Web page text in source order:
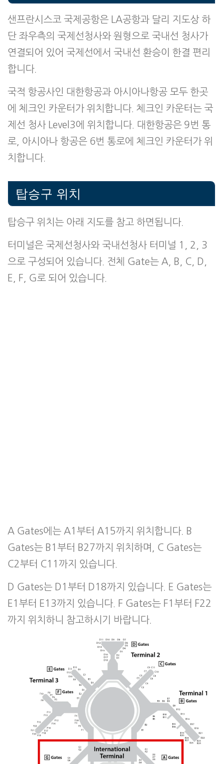
샌프란시스코 국제공항은 LA공항과 달리 지도상 하
단 좌우측의 국제선청사와 원형으로 국내선 청사가
연결되어 있어 국제선에서 국내선 환승이 한결 편리
합니다.
국적 항공사인 대한항공과 아시아나항공 모두 한곳
에 체크인 카운터가 위치합니다. 체크인 카운터는 국
제선 청사 Level3에 위치합니다. 대한항공은 9번 통
로, 아시아나 항공은 6번 통로에 체크인 카운터가 위
치합니다.
탑승구 위치
탑승구 위치는 아래 지도를 참고 하면됩니다.
터미널은 국제선청사와 국내선청사 터미널 1, 2, 3
으로 구성되어 있습니다. 전체 Gate는 A, B, C, D,
E, F, G로 되어 있습니다.
A Gates에는 A1부터 A15까지 위치합니다. B
Gates는 B1부터 B27까지 위치하며, C Gates는
C2부터 C11까지 있습니다.
D Gates는 D1부터 D18까지 있습니다. E Gates는
E1부터 E13까지 있습니다. F Gates는 F1부터 F22
까지 위치하니 참고하시기 바랍니다.